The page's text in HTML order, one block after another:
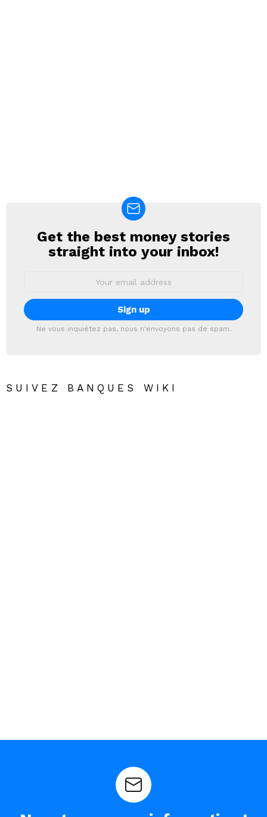
NEWSLETTER
Get the best money stories
straight into your inbox!
Ne vous inquiétez pas, nous n'envoyons pas de spam.
SUIVEZ BANQUES WIKI